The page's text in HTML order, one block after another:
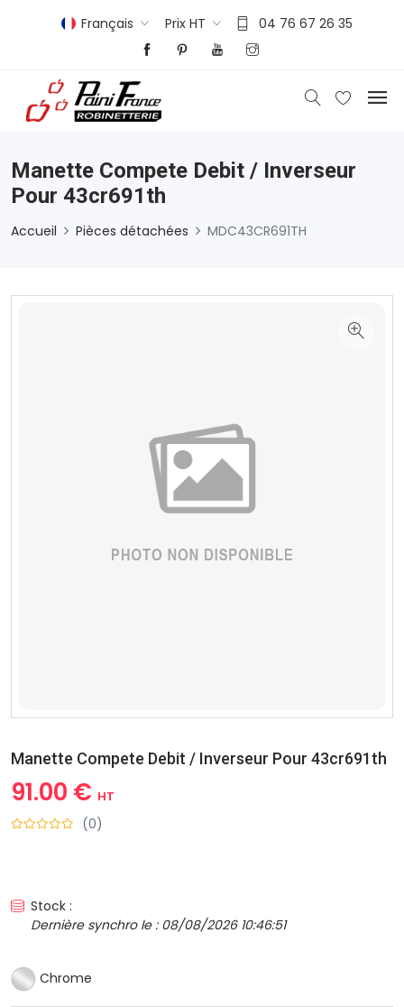
Français Prix HT 04 76 67 26 35
Manette Compete Debit / Inverseur
Pour 43cr691th
Accueil Pièces détachées MDC43CR691TH
Manette Compete Debit / Inverseur Pour 43cr691th
91.00 € HT
(0)
Stock :
Dernière synchro le : 08/08/2026 10:46:51
Chrome